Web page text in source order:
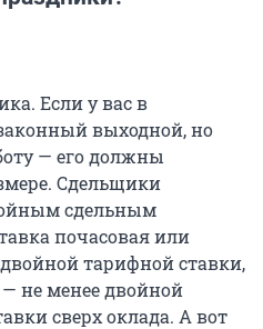
Если у вас в
выходной, но
— его должны
Сдельщики
сдельным
почасовая или
тарифной ставки,
не менее двойной
сверх оклада. А вот